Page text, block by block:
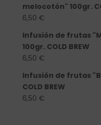
melocotón" 100gr.
6,50 €
Infusión de frutas
100gr. COLD BREW
6,50 €
Infusión de frutas
COLD BREW
6,50 €